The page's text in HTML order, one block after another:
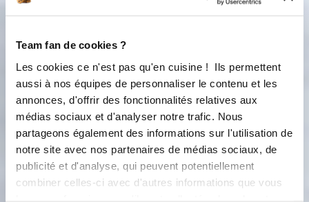
Team fan de cookies ?
Les cookies ce n'est pas qu'en cuisine ! Ils permettent
aussi à nos équipes de personnaliser le contenu et les
annonces, d'offrir des fonctionnalités relatives aux
médias sociaux et d'analyser notre trafic. Nous
partageons également des informations sur l'utilisation de
notre site avec nos partenaires de médias sociaux, de
publicité et d'analyse, qui peuvent potentiellement
combiner celles-ci avec d'autres informations que vous
1 étape